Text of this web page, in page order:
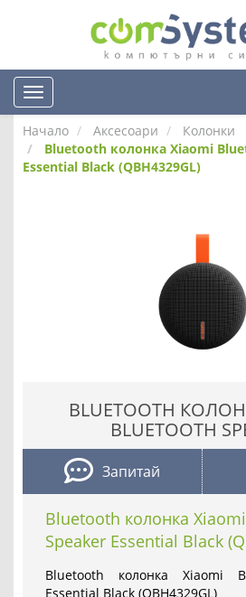
Начало Аксесоари
Колонки
Bluetooth колонка Xiaomi
Essential Black (QBH4329GL)
BLUETOOTH
BLUETOOTH
Запитай
Bluetooth колонка
Speaker Essential Black
Bluetooth колонка Xiaomi
Essential Black (QBH4329GL)